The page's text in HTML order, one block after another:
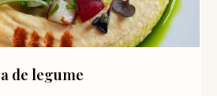
de legume